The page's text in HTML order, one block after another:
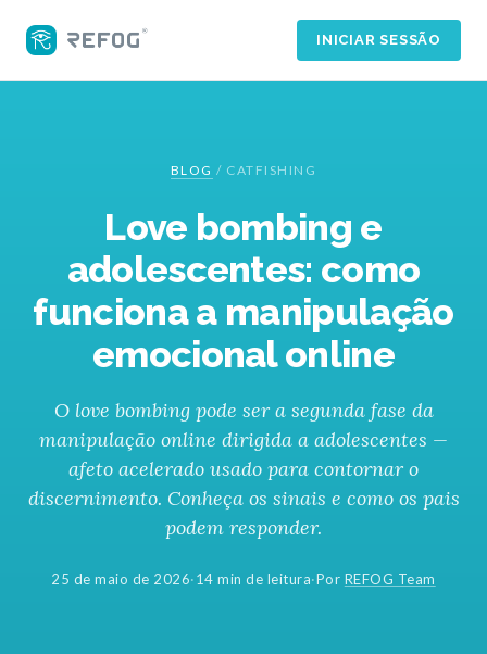
INICIAR SESSÃO
BLOG / CATFISHING
Love bombing e
adolescentes: como
funciona a manipulação
emocional online
O love bombing pode ser a segunda fase da
manipulação online dirigida a adolescentes —
afeto acelerado usado para contornar o
discernimento. Conheça os sinais e como os pais
podem responder.
25 de maio de 2026·14 min de leitura·Por REFOG Team